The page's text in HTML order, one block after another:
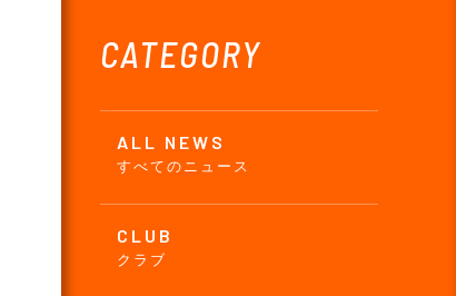
CATEGORY
ALL NEWS
すべてのニュース
CLUB
クラブ